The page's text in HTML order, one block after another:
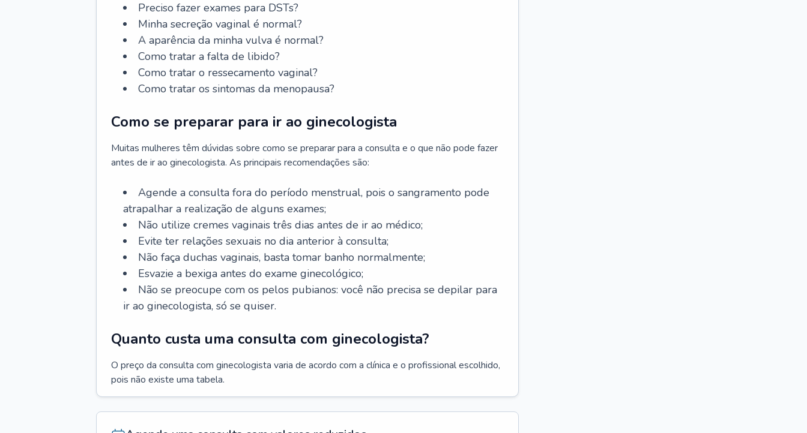
Preciso fazer exames para DSTs?
Minha secreção vaginal é normal?
A aparência da minha vulva é normal?
Como tratar a falta de libido?
Como tratar o ressecamento vaginal?
Como tratar os sintomas da menopausa?
Como se preparar para ir ao ginecologista
Muitas mulheres têm dúvidas sobre como se preparar para a consulta e o que não pode fazer
antes de ir ao ginecologista. As principais recomendações são:
Agende a consulta fora do período menstrual, pois o sangramento pode
atrapalhar a realização de alguns exames;
Não utilize cremes vaginais três dias antes de ir ao médico;
Evite ter relações sexuais no dia anterior à consulta;
Não faça duchas vaginais, basta tomar banho normalmente;
Esvazie a bexiga antes do exame ginecológico;
Não se preocupe com os pelos pubianos: você não precisa se depilar para
ir ao ginecologista, só se quiser.
Quanto custa uma consulta com ginecologista?
O preço da consulta com ginecologista varia de acordo com a clínica e o profissional escolhido,
pois não existe uma tabela.